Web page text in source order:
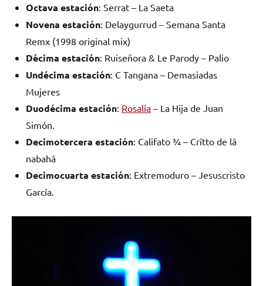
Octava estación: Serrat – La Saeta
Novena estación: Delaygurrud – Semana Santa
Remx (1998 original mix)
Décima estación: Ruiseñora & Le Parody – Palio
Undécima estación: C Tangana – Demasiadas
Mujeres
Duodécima estación: Rosalía – La Hija de Juan
Simón.
Decimotercera estación: Califato ¾ – Crîtto de lâ
nabahâ
Decimocuarta estación: Extremoduro – Jesuscristo
García.